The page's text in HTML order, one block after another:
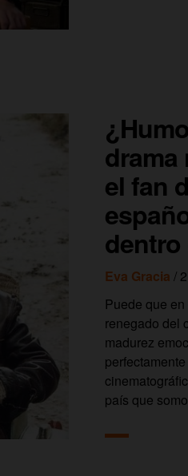
drama
el fan
Eva Gracia /
Puede que
renegado del
madurez
país que